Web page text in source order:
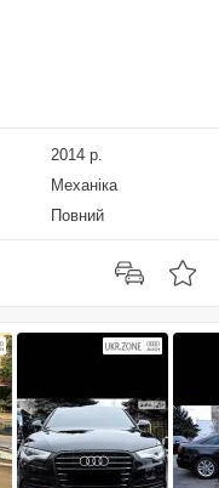
2014 р.
Механіка
Повний